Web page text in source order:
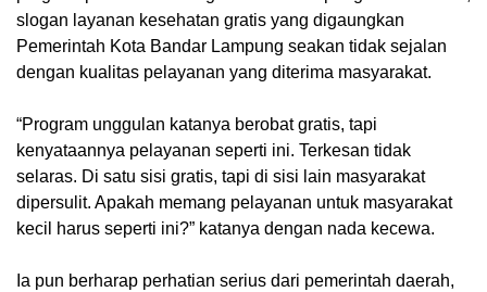
slogan layanan kesehatan gratis yang digaungkan
Pemerintah Kota Bandar Lampung seakan tidak sejalan
dengan kualitas pelayanan yang diterima masyarakat.
‎“Program unggulan katanya berobat gratis, tapi
kenyataannya pelayanan seperti ini. Terkesan tidak
selaras. Di satu sisi gratis, tapi di sisi lain masyarakat
dipersulit. Apakah memang pelayanan untuk masyarakat
kecil harus seperti ini?” katanya dengan nada kecewa.
‎Ia pun berharap perhatian serius dari pemerintah daerah,